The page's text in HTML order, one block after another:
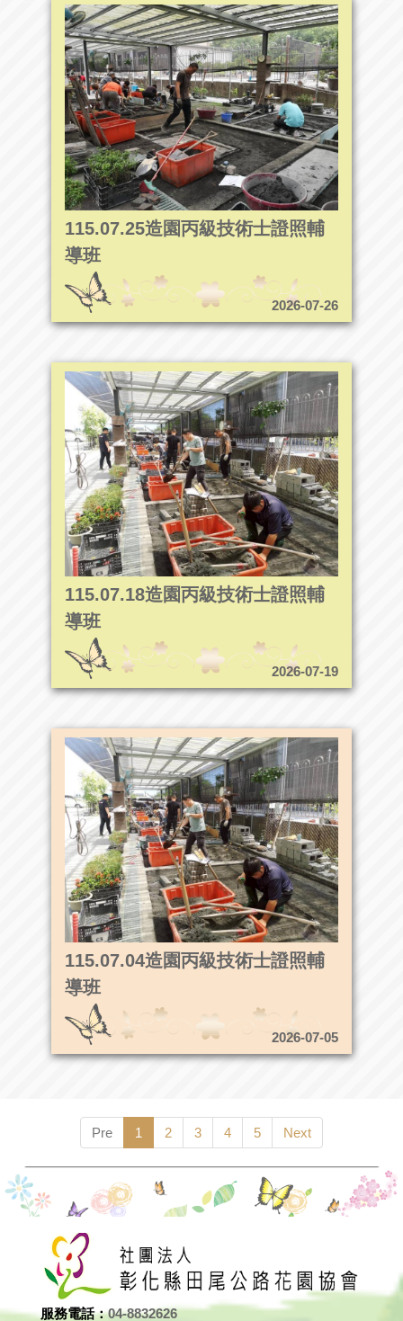
115.07.25造園丙級技術士證照輔
導班
2026-07-26
115.07.18造園丙級技術士證照輔
導班
2026-07-19
115.07.04造園丙級技術士證照輔
導班
2026-07-05
Pre 1 2 3 4 5 Next
服務電話：04-8832626